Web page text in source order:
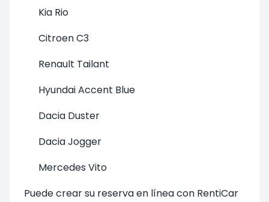
Kia Rio
Citroen C3
Renault Tailant
Hyundai Accent Blue
Dacia Duster
Dacia Jogger
Mercedes Vito
Puede crear su reserva en línea con RentiCar